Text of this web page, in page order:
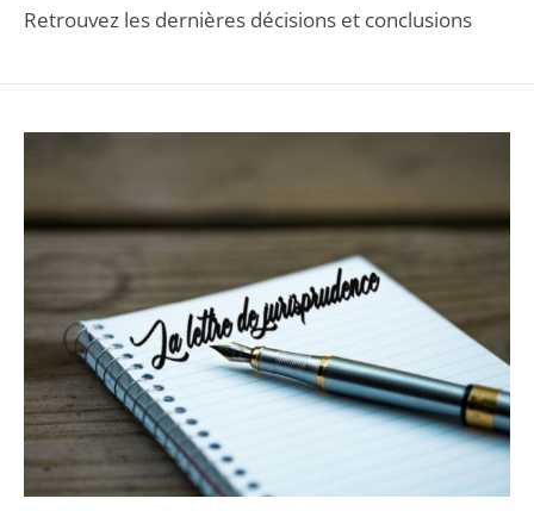
Retrouvez les dernières décisions et conclusions